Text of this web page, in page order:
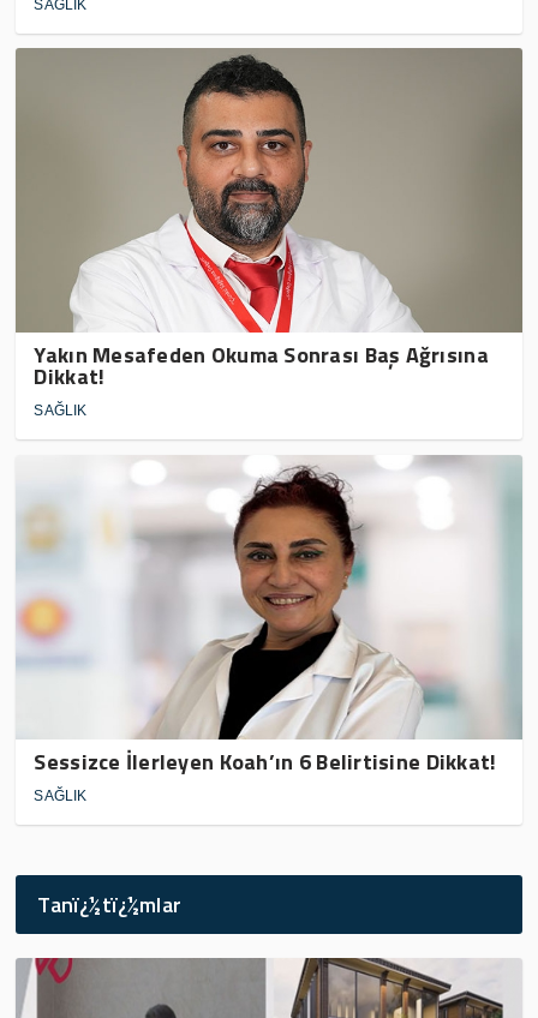
SAĞLIK
Yakın Mesafeden Okuma Sonrası Baş Ağrısına
Dikkat!
SAĞLIK
Sessizce İlerleyen Koah’ın 6 Belirtisine Dikkat!
SAĞLIK
Tanï¿½tï¿½mlar